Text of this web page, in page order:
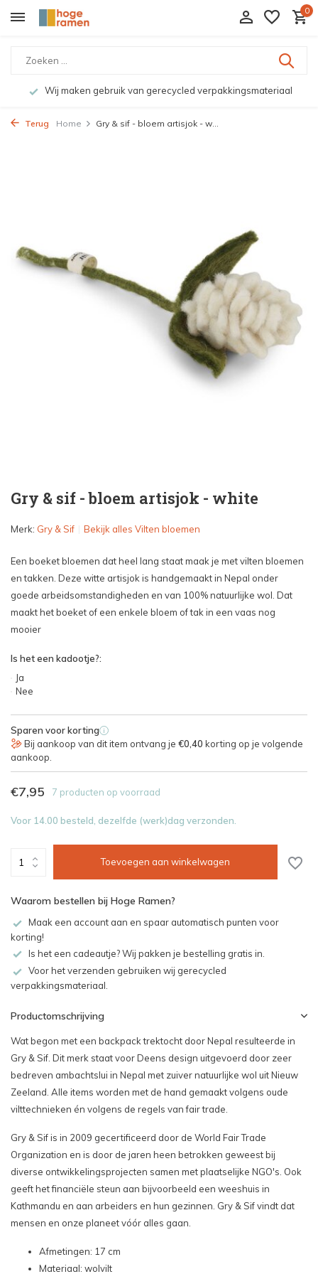
0
Wij maken gebruik van gerecycled verpakkingsmateriaal
Terug Home Gry & sif - bloem artisjok - w...
Gry & sif - bloem artisjok - white
Merk: Gry & Sif Bekijk alles Vilten bloemen
Een boeket bloemen dat heel lang staat maak je met vilten bloemen
en takken. Deze witte artisjok is handgemaakt in Nepal onder
goede arbeidsomstandigheden en van 100% natuurlijke wol. Dat
maakt het boeket of een enkele bloem of tak in een vaas nog
mooier
Is het een kadootje?:
Ja
Nee
Sparen voor korting i
Bij aankoop van dit item ontvang je €0,40 korting op je volgende
aankoop.
€7,95 7 producten op voorraad
Voor 14.00 besteld, dezelfde (werk)dag verzonden.
Toevoegen aan winkelwagen
Waarom bestellen bij Hoge Ramen?
Maak een account aan en spaar automatisch punten voor
korting!
Is het een cadeautje? Wij pakken je bestelling gratis in.
Voor het verzenden gebruiken wij gerecycled
verpakkingsmateriaal.
Productomschrijving
Wat begon met een backpack trektocht door Nepal resulteerde in
Gry & Sif. Dit merk staat voor Deens design uitgevoerd door zeer
bedreven ambachtslui in Nepal met zuiver natuurlijke wol uit Nieuw
Zeeland. Alle items worden met de hand gemaakt volgens oude
vilttechnieken én volgens de regels van fair trade.
Gry & Sif is in 2009 gecertificeerd door de World Fair Trade
Organization en is door de jaren heen betrokken geweest bij
diverse ontwikkelingsprojecten samen met plaatselijke NGO's. Ook
geeft het financiële steun aan bijvoorbeeld een weeshuis in
Kathmandu en aan arbeiders en hun gezinnen. Gry & Sif vindt dat
mensen en onze planeet vóór alles gaan.
Afmetingen: 17 cm
Materiaal: wolvilt